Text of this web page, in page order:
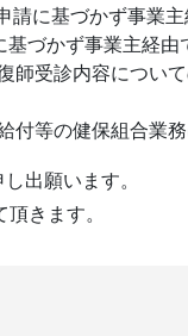
に基づかず事業
づかず事業主経由
受診内容につい
等の健保組合業
出願います。
きます。